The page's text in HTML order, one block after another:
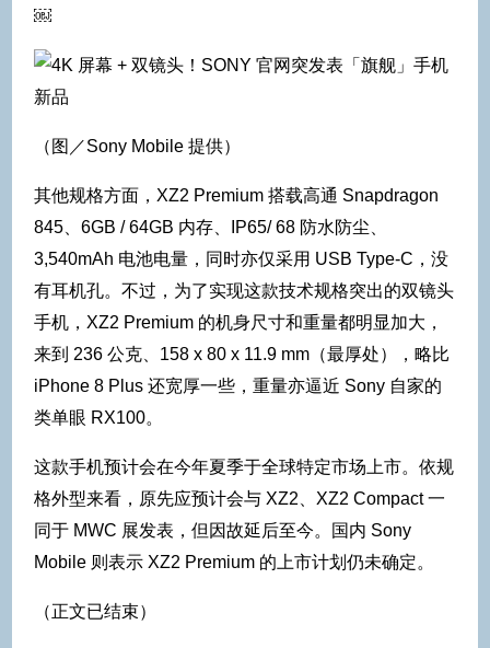
￼
（图／Sony Mobile 提供）
其他规格方面，XZ2 Premium 搭载高通 Snapdragon
845、6GB / 64GB 内存、IP65/ 68 防水防尘、
3,540mAh 电池电量，同时亦仅采用 USB Type-C，没
有耳机孔。不过，为了实现这款技术规格突出的双镜头
手机，XZ2 Premium 的机身尺寸和重量都明显加大，
来到 236 公克、158 x 80 x 11.9 mm（最厚处），略比
iPhone 8 Plus 还宽厚一些，重量亦逼近 Sony 自家的
类单眼 RX100。
这款手机预计会在今年夏季于全球特定市场上市。依规
格外型来看，原先应预计会与 XZ2、XZ2 Compact 一
同于 MWC 展发表，但因故延后至今。国内 Sony
Mobile 则表示 XZ2 Premium 的上市计划仍未确定。
（正文已结束）